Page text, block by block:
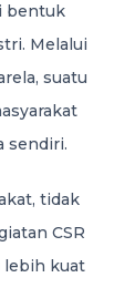
bentuk
Melalui
suatu
sendiri.
tidak
CSR
lebih kuat